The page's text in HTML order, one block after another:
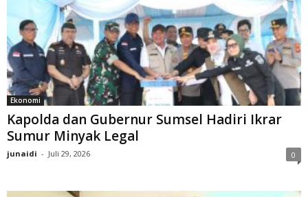
Ekonomi
Kapolda dan Gubernur Sumsel Hadiri Ikrar
Sumur Minyak Legal
junaidi - Juli 29, 2026 0